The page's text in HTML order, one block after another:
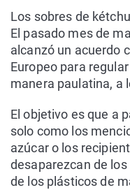
Los sobres de
El pasado mes de
alcanzó un acuerdo
Europeo para
manera paulatina, a
El objetivo es que a
solo como los
azúcar o los
desaparezcan de
de los plásticos de